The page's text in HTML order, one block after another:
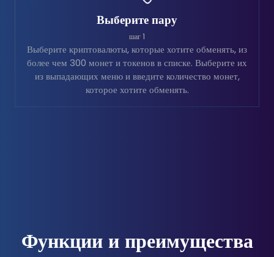
Выберите пару
шаг 1
Выберите криптовалюты, которые хотите обменять, из
более чем 300 монет и токенов в списке. Выберите их
из выпадающих меню и введите количество монет,
которое хотите обменять.
Функции и преимущества